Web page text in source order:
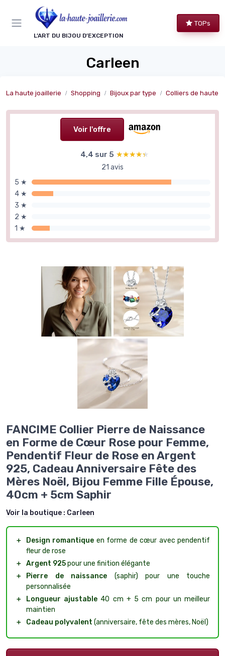
L’ART DU BIJOU D’EXCEPTION
TOPs
Carleen
La haute joaillerie Shopping Bijoux par type Colliers de haute
Voir l'offre
4,4 sur 5 ★★★★★
★★★★★
21 avis
5 ★
4 ★
3 ★
2 ★
1 ★
FANCIME Collier Pierre de Naissance
en Forme de Cœur Rose pour Femme,
Pendentif Fleur de Rose en Argent
925, Cadeau Anniversaire Fête des
Mères Noël, Bijou Femme Fille Épouse,
40cm + 5cm Saphir
Voir la boutique : Carleen
＋ Design romantique en forme de cœur avec pendentif
fleur de rose
＋ Argent 925pour une finition élégante
＋
Pierre de naissance (saphir) pour une touche
personnalisée
＋
Longueur ajustable 40 cm + 5 cm pour un meilleur
maintien
＋
Cadeau polyvalent (anniversaire, fête des mères, Noël)
Panneau de gestion des cookies